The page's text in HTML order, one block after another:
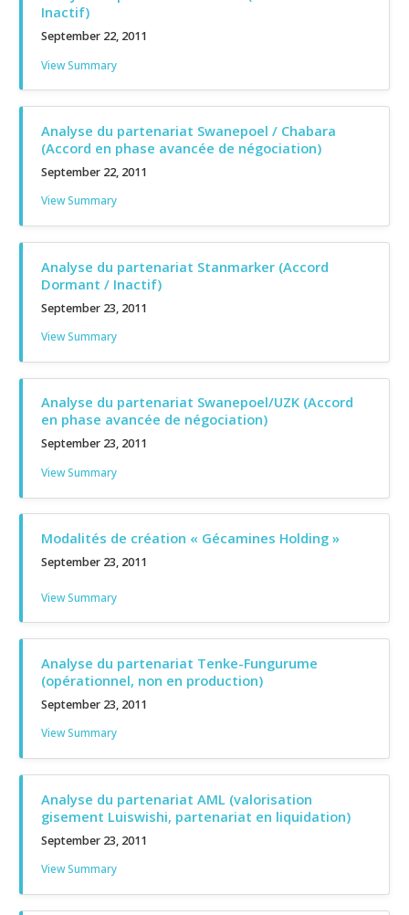
Inactif)
September 22, 2011
View Summary
Analyse du partenariat Swanepoel / Chabara
(Accord en phase avancée de négociation)
September 22, 2011
View Summary
Analyse du partenariat Stanmarker (Accord
Dormant / Inactif)
September 23, 2011
View Summary
Analyse du partenariat Swanepoel/UZK (Accord
en phase avancée de négociation)
September 23, 2011
View Summary
Modalités de création « Gécamines Holding »
September 23, 2011
View Summary
Analyse du partenariat Tenke-Fungurume
(opérationnel, non en production)
September 23, 2011
View Summary
Analyse du partenariat AML (valorisation
gisement Luiswishi, partenariat en liquidation)
September 23, 2011
View Summary